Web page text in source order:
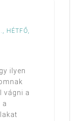
HÉTFŐ,
ilyen
vágni a
a